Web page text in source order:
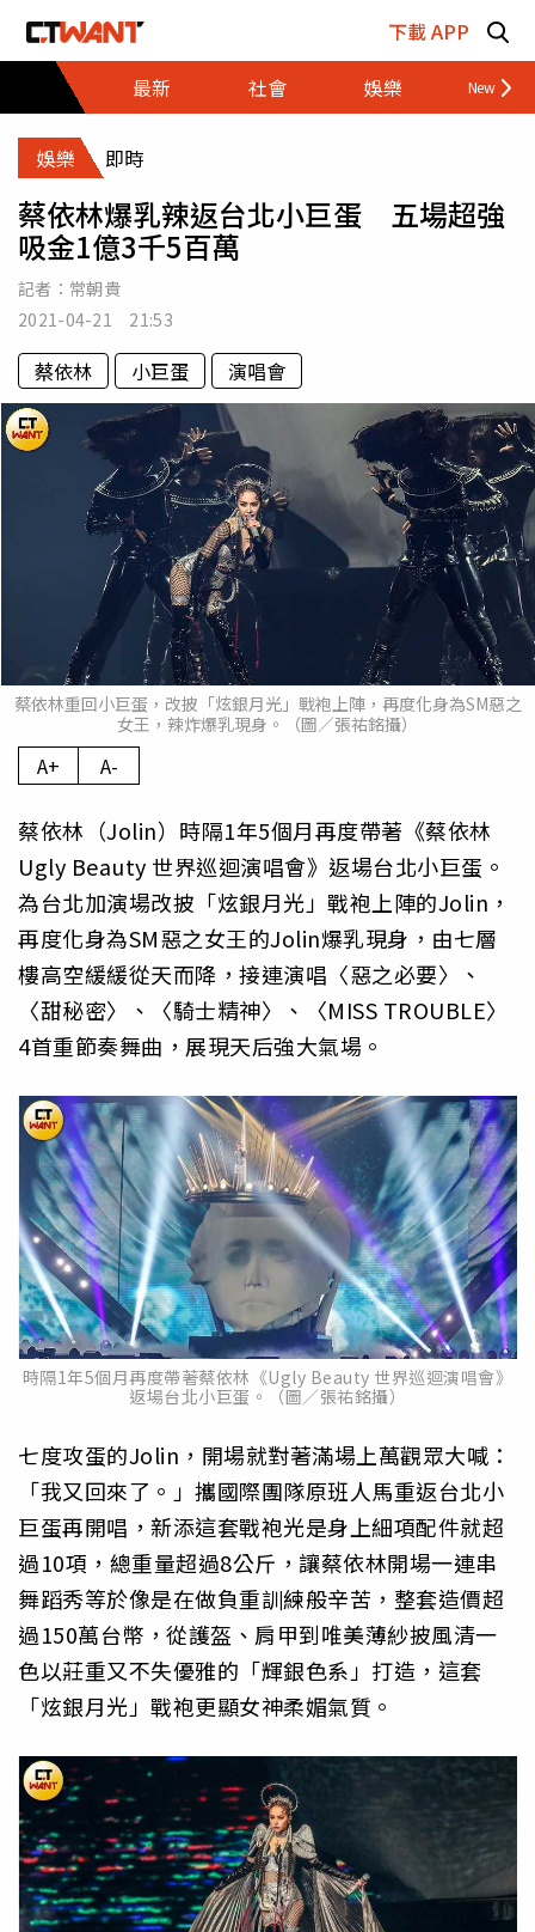
下載 APP
最新
社會 娛樂 財經
娛樂 即時
蔡依林爆乳辣返台北小巨蛋 五場超強
吸金1億3千5百萬
記者： 常朝貴
2021-04-21 21:53
蔡依林 小巨蛋 演唱會
蔡依林重回小巨蛋，改披「炫銀月光」戰袍上陣，再度化身為SM惡之
女王，辣炸爆乳現身。（圖／張祐銘攝）
A+ A-
蔡依林（Jolin）時隔1年5個月再度帶著《蔡依林
Ugly Beauty 世界巡迴演唱會》返場台北小巨蛋。
為台北加演場改披「炫銀月光」戰袍上陣的Jolin，
再度化身為SM惡之女王的Jolin爆乳現身，由七層
樓高空緩緩從天而降，接連演唱〈惡之必要〉、
〈甜秘密〉、〈騎士精神〉、〈MISS TROUBLE〉
4首重節奏舞曲，展現天后強大氣場。
時隔1年5個月再度帶著蔡依林《Ugly Beauty 世界巡迴演唱會》
返場台北小巨蛋。（圖／張祐銘攝）
七度攻蛋的Jolin，開場就對著滿場上萬觀眾大喊：
「我又回來了。」攜國際團隊原班人馬重返台北小
巨蛋再開唱，新添這套戰袍光是身上細項配件就超
過10項，總重量超過8公斤，讓蔡依林開場一連串
舞蹈秀等於像是在做負重訓練般辛苦，整套造價超
過150萬台幣，從護盔、肩甲到唯美薄紗披風清一
色以莊重又不失優雅的「輝銀色系」打造，這套
「炫銀月光」戰袍更顯女神柔媚氣質。